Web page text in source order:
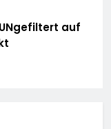
auf